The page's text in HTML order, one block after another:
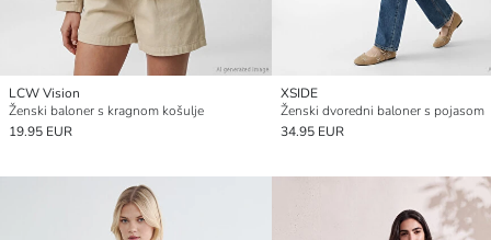
LCW Vision
Ženski baloner s kragnom košulje
19.95 EUR
XSIDE
Ženski dvoredni baloner s pojasom
34.95 EUR